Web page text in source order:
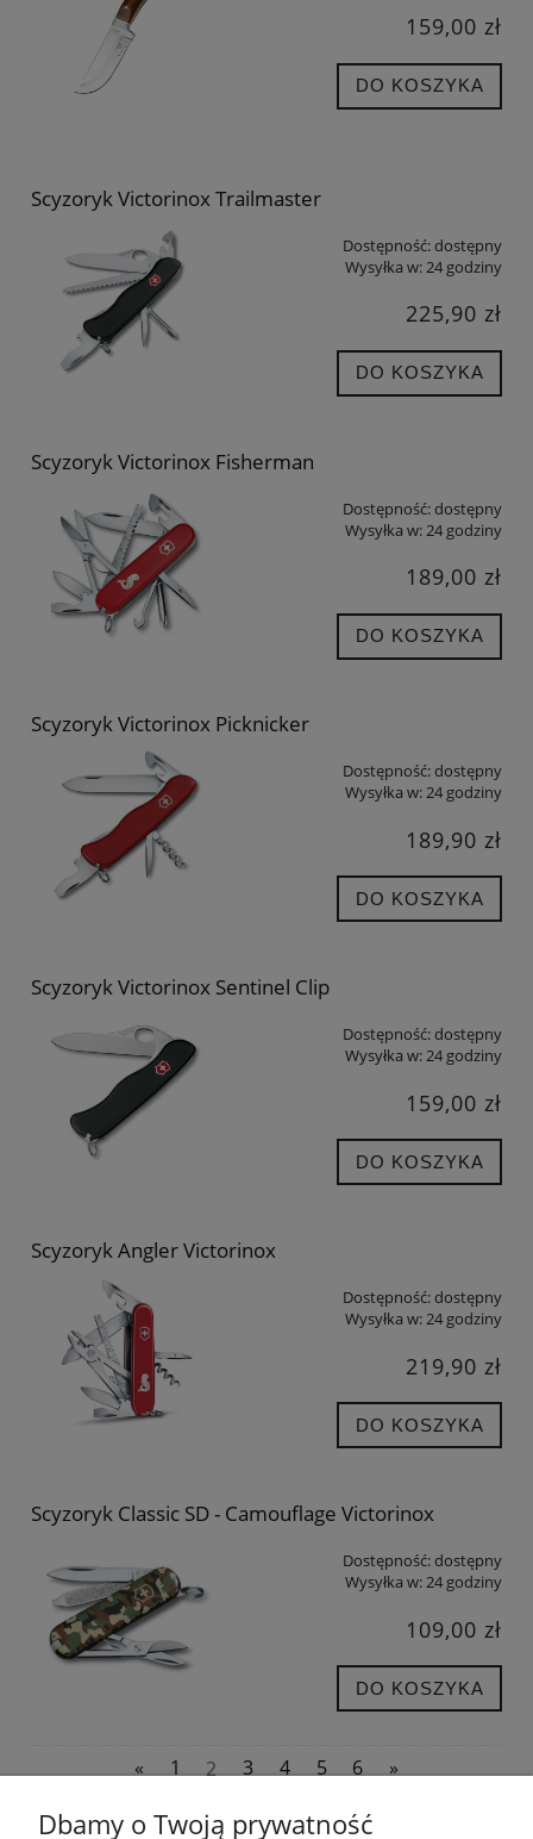
159,00 zł
DO KOSZYKA
Scyzoryk Victorinox Trailmaster
Dostępność:dostępny
Wysyłka w:24 godziny
225,90 zł
DO KOSZYKA
Scyzoryk Victorinox Fisherman
Dostępność:dostępny
Wysyłka w: 24 godziny
189,00 zł
DO KOSZYKA
Scyzoryk Victorinox Picknicker
Dostępność:dostępny
Wysyłka w:24 godziny
189,90 zł
DO KOSZYKA
Scyzoryk Victorinox Sentinel Clip
Dostępność:dostępny
Wysyłka w:24 godziny
159,00 zł
DO KOSZYKA
Scyzoryk Angler Victorinox
Dostępność:dostępny
Wysyłka w:24 godziny
219,90 zł
DO KOSZYKA
Scyzoryk Classic SD - Camouflage Victorinox
Dostępność:dostępny
Wysyłka w:24 godziny
109,00 zł
DO KOSZYKA
« 1 2 3 4 5 6 »
Dbamy o Twoją prywatność